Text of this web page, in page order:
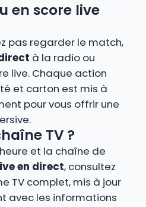
en score live
pas regarder le match,
à la radio ou
live. Chaque action
et carton est mis à
pour vous offrir une
TV ?
et la chaîne de
en direct, consultez
TV complet, mis à jour
avec les informations